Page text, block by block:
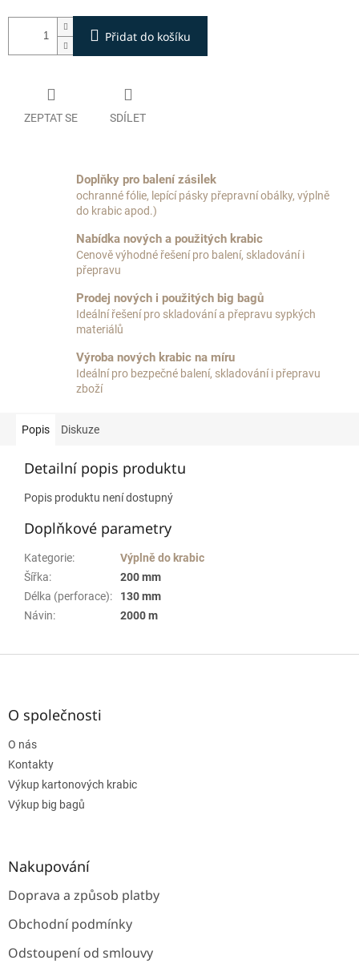
Přidat do košíku
ZEPTAT SE SDÍLET
Doplňky pro balení zásilek
ochranné fólie, lepící pásky přepravní obálky, výplně
do krabic apod.)
Nabídka nových a použitých krabic
Cenově výhodné řešení pro balení, skladování i
přepravu
Prodej nových i použitých big bagů
Ideální řešení pro skladování a přepravu sypkých
materiálů
Výroba nových krabic na míru
Ideální pro bezpečné balení, skladování i přepravu
zboží
Popis Diskuze
Detailní popis produktu
Popis produktu není dostupný
Doplňkové parametry
Kategorie:
Výplně do krabic
Šířka:
200 mm
Délka (perforace):
130 mm
Návin: 2000 m
Z
O společnosti
O nás
Kontakty
Výkup kartonových krabic
Výkup big bagů
Nakupování
Doprava a způsob platby
Obchodní podmínky
Odstoupení od smlouvy